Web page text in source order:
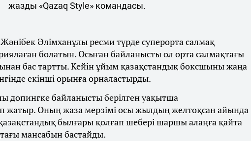
жазды «Qazaq Style» командасы.
Әлімханұлы ресми түрде суперорта салмақ
болатын. Осыған байланысты ол орта салмақтағы
бас тартты. Кейін ұйым қазақстандық боксшыны жаңа
екінші орынға орналастырды.
допингке байланысты берілген уақытша
жатыр. Оның жаза мерзімі осы жылдың желтоқсан айында
былғары қолғап шебері шаршы алаңға қайта
мансабын бастайды.